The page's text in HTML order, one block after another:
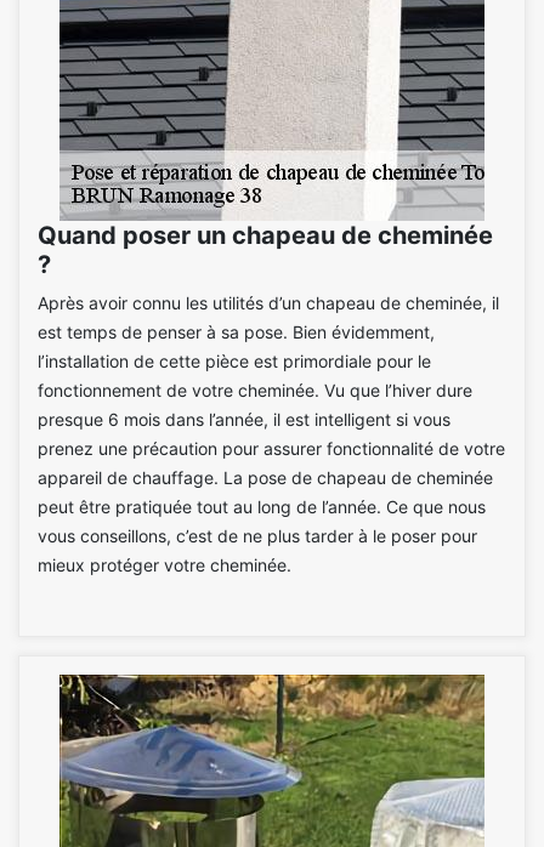
Quand poser un chapeau de cheminée
?
Après avoir connu les utilités d’un chapeau de cheminée, il
est temps de penser à sa pose. Bien évidemment,
l’installation de cette pièce est primordiale pour le
fonctionnement de votre cheminée. Vu que l’hiver dure
presque 6 mois dans l’année, il est intelligent si vous
prenez une précaution pour assurer fonctionnalité de votre
appareil de chauffage. La pose de chapeau de cheminée
peut être pratiquée tout au long de l’année. Ce que nous
vous conseillons, c’est de ne plus tarder à le poser pour
mieux protéger votre cheminée.